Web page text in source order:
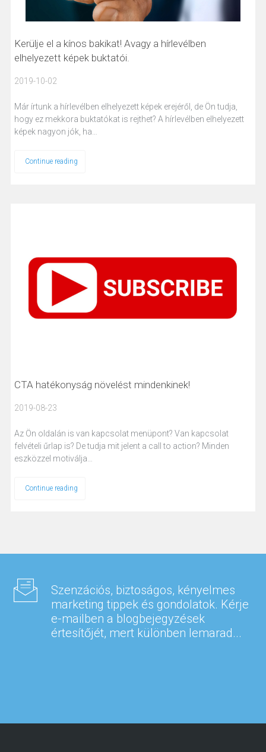
Kerülje el a kínos bakikat! Avagy a hírlevélben
elhelyezett képek buktatói.
2019-10-02
Már írtunk a hírlevélben elhelyezett képek erejéről, de Ön tudja,
hogy ez mekkora buktatókat is rejthet? A hírlevélben elhelyezett
képek nagyon jók, ha…
Continue reading
CTA hatékonyság növelést mindenkinek!
2019-08-23
Az Ön oldalán is van kapcsolat menüpont? Van kapcsolat
felvételi űrlap is? De tudja mit jelent a call to action? Minden
eszközzel motiválja…
Continue reading
Szenzációs, biztoságos, kényelmes
marketing tippek és gondolatok. Kérje
e-mailben a blogbejegyzések
értesítőjét, mert különben lemarad...